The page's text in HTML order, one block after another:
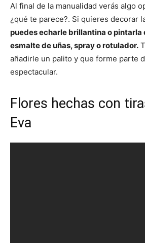
Al final de la manualidad verás algo
¿qué te parece?. Si quieres decorar
puedes echarle brillantina o pintarla
esmalte de uñas, spray o rotulador.
añadirle un palito y que forme parte
espectacular.
Flores hechas con
Eva